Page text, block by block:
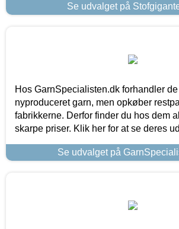
Se udvalget på
Hos GarnSpecialisten.dk forhandler
nyproduceret garn, men opkøber
fabrikkerne. Derfor finder du hos dem
skarpe priser. Klik her for at se deres
Se udvalget på